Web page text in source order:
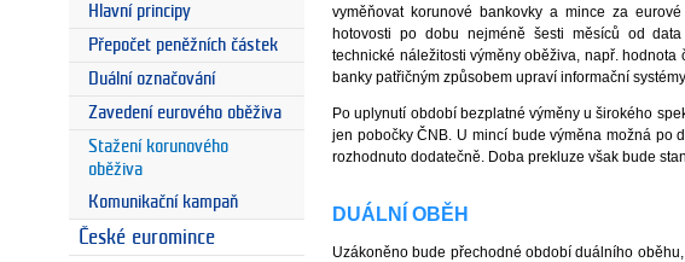
Hlavní principy
Přepočet peněžních částek
Duální označování
Zavedení eurového oběživa
Stažení korunového
oběživa
Komunikační kampaň
České euromince
vyměňovat korunové bankovky a mince za
hotovosti po dobu nejméně šesti měsíců od
technické náležitosti výměny oběživa, např.
banky patřičným způsobem upraví informační
Po uplynutí období bezplatné výměny u širokého
jen pobočky ČNB. U mincí bude výměna možná po
rozhodnuto dodatečně. Doba prekluze však bude
DUÁLNÍ OBĚH
Uzákoněno bude přechodné období duálního